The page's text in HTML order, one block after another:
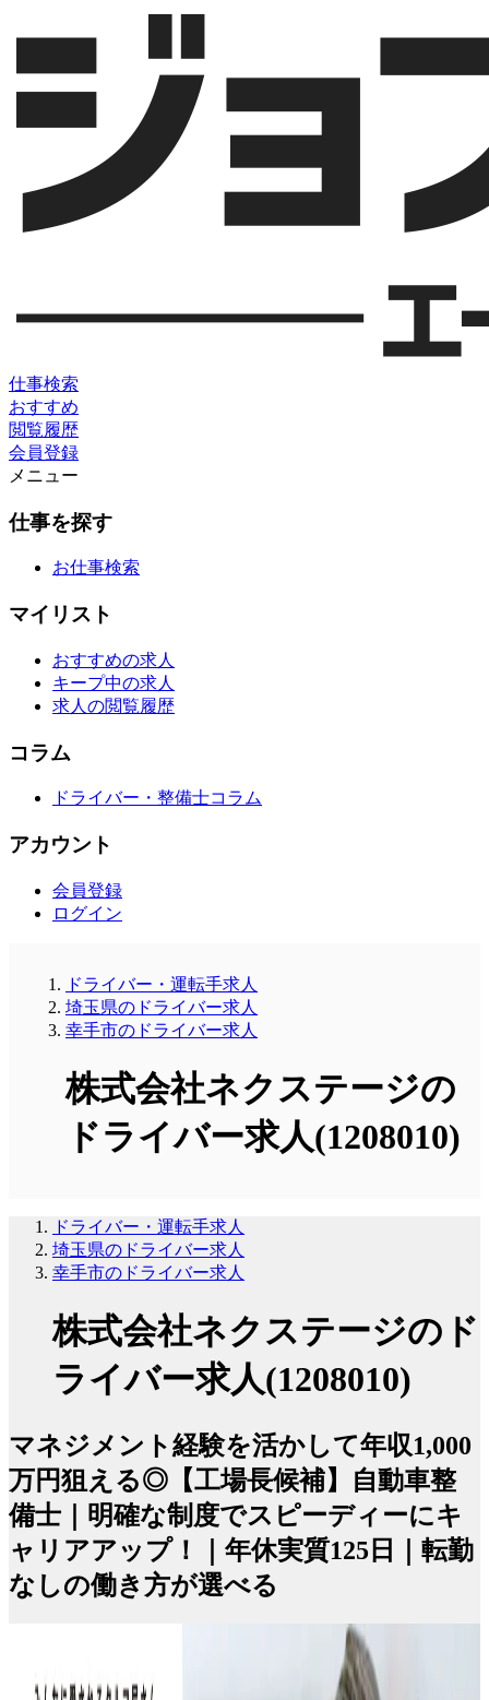
仕事検索
おすすめ
閲覧履歴
会員登録
メニュー
仕事を探す
お仕事検索
マイリスト
おすすめの求人
キープ中の求人
求人の閲覧履歴
コラム
ドライバー・整備士コラム
アカウント
会員登録
ログイン
ドライバー・運転手求人
埼玉県のドライバー求人
幸手市のドライバー求人
株式会社ネクステージの
ドライバー求人(1208010)
ドライバー・運転手求人
埼玉県のドライバー求人
幸手市のドライバー求人
株式会社ネクステージのド
ライバー求人(1208010)
マネジメント経験を活かして年収1,000
万円狙える◎【工場長候補】自動車整
備士｜明確な制度でスピーディーにキ
ャリアアップ！｜年休実質125日｜転勤
なしの働き方が選べる